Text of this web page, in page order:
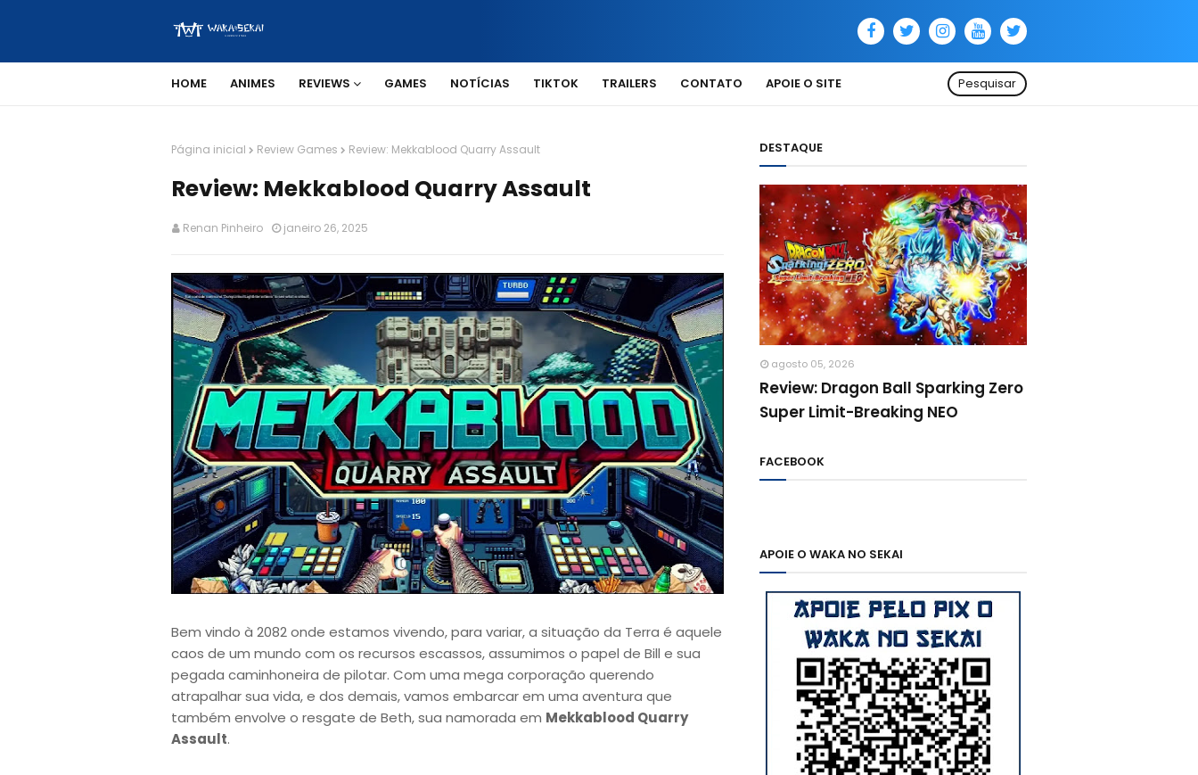
HOME ANIMES REVIEWS GAMES NOTÍCIAS TIKTOK TRAILERS CONTATO APOIE O SITE Pesquisar
Página inicial Review Games Review: Mekkablood Quarry Assault
Review: Mekkablood Quarry Assault
Renan Pinheiro janeiro 26, 2025
Bem vindo à 2082 onde estamos vivendo, para variar, a situação da Terra é aquele
caos de um mundo com os recursos escassos, assumimos o papel de Bill e sua
pegada caminhoneira de pilotar. Com uma mega corporação querendo
atrapalhar sua vida, e dos demais, vamos embarcar em uma aventura que
também envolve o resgate de Beth, sua namorada em Mekkablood Quarry
Assault.
DESTAQUE
agosto 05, 2026
Review: Dragon Ball Sparking Zero
Super Limit-Breaking NEO
FACEBOOK
APOIE O WAKA NO SEKAI